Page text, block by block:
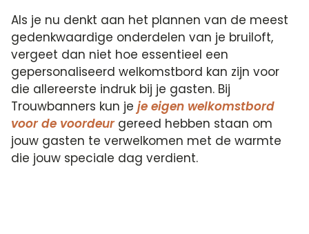
Als je nu denkt aan het plannen van de meest
gedenkwaardige onderdelen van je bruiloft,
vergeet dan niet hoe essentieel een
gepersonaliseerd welkomstbord kan zijn voor
die allereerste indruk bij je gasten. Bij
Trouwbanners kun jeje eigen welkomstbord
voor de voordeurgereed hebben staan om
jouw gasten te verwelkomen met de warmte
die jouw speciale dag verdient.